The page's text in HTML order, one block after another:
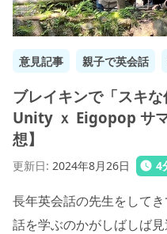
意見記事 親子で英会話
ブレイキンで「スキ
Unity ｘ Eigopop サ
想】
更新日: 2024年8月26日 4
長年英会話の先生をして
話を学ぶのかがしばしば